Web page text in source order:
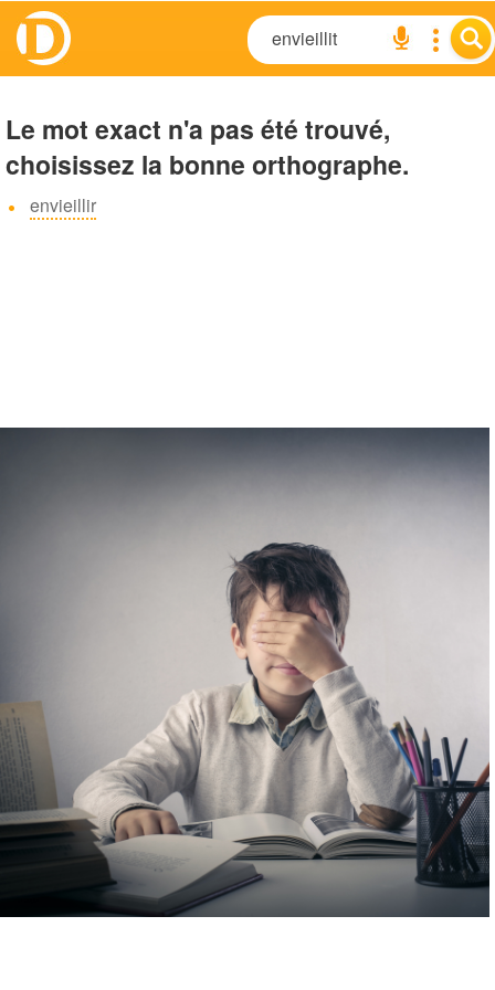
Le mot exact n'a pas été trouvé,
choisissez la bonne orthographe.
envieillir